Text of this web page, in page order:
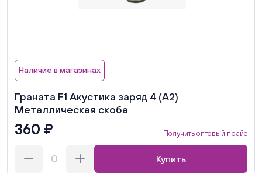
Наличие в магазинах
Граната F1 Акустика заряд 4 (А2)
Металлическая скоба
360 ₽ Получить оптовый прайс
Купить